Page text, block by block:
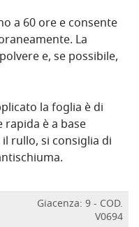
a 60 ore e consente
La
e, se possibile,
la foglia è di
rapida è a base
il rullo, si consiglia di
Giacenza: 9 - COD.
V0694